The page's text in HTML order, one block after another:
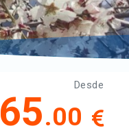
Desde
65.00